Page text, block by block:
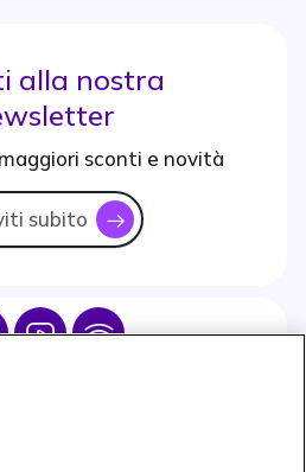
alla nostra
sconti e novità
subito icon
IconIcon